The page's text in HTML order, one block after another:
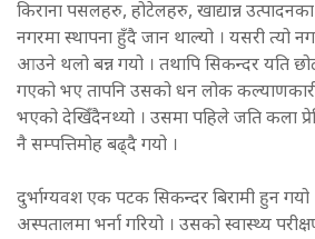
किराना पसलहरु, होटेलहरु, खाद्यान्न
नगरमा स्थापना हुँदै जान थाल्यो । यसरी त्यो
आउने थलो बन्न गयो । तथापि सिकन्दर यति
गएको भए तापनि उसको धन लोक
भएको देखिँदैनथ्यो । उसमा पहिले जति कला
नै सम्पत्तिमोह बढ्दै गयो ।
दुर्भाग्यवश एक पटक सिकन्दर बिरामी हुन
अस्पतालमा भर्ना गरियो । उसको स्वास्थ्य